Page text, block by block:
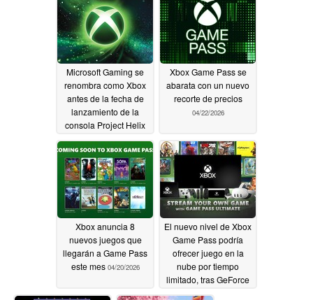
Microsoft Gaming se
renombra como Xbox
antes de la fecha de
lanzamiento de la
consola Project Helix
04/24/2026
Xbox Game Pass se
abarata con un nuevo
recorte de precios
04/22/2026
Xbox anuncia 8
nuevos juegos que
llegarán a Game Pass
este mes 04/20/2026
El nuevo nivel de Xbox
Game Pass podría
ofrecer juego en la
nube por tiempo
limitado, tras GeForce
Now04/18/2026